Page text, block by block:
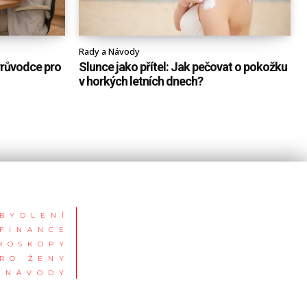
pro
Rady a Návody
Slunce jako přítel: Jak pečovat o pokožku
v horkých letních dnech?
BYDLENÍ
FINANCE
ŽENY